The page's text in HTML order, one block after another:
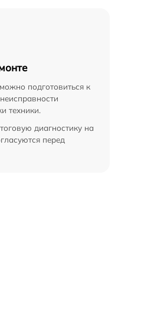
подготовиться к
техники.
диагностику на
перед